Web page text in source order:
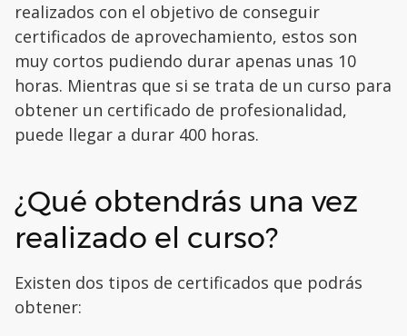
realizados con el objetivo de conseguir
certificados de aprovechamiento, estos son
muy cortos pudiendo durar apenas unas 10
horas. Mientras que si se trata de un curso para
obtener un certificado de profesionalidad,
puede llegar a durar 400 horas.
¿Qué obtendrás una vez
realizado el curso?
Existen dos tipos de certificados que podrás
obtener: